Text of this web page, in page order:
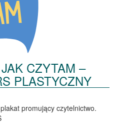
CZYTAM –
PLASTYCZNY
promujący czytelnictwo.